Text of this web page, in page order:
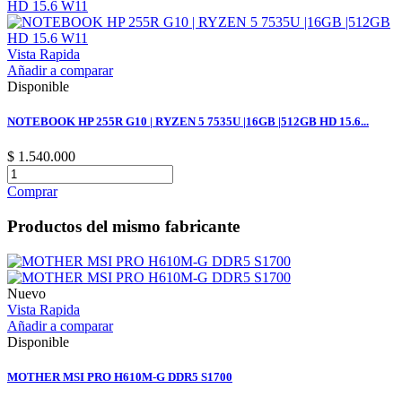
Vista Rapida
Añadir a comparar
Disponible
NOTEBOOK HP 255R G10 | RYZEN 5 7535U |16GB |512GB HD 15.6...
$ 1.540.000
Comprar
Productos del mismo fabricante
Nuevo
Vista Rapida
Añadir a comparar
Disponible
MOTHER MSI PRO H610M-G DDR5 S1700